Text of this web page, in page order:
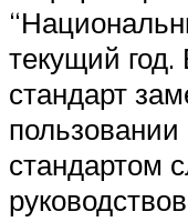
текущий
стандарт
стандартом